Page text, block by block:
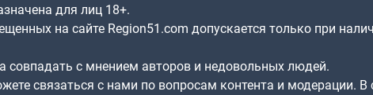
для лиц 18+.
на сайте Region51.com допускается только при
совпадать с мнением авторов и недовольных людей.
связаться с нами по вопросам контента и модерации.